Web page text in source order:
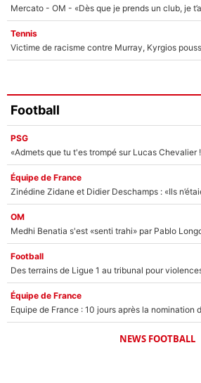
Tennis
Football
PSG
Équipe de France
OM
Football
Équipe de France
NEWS FOOTBALL